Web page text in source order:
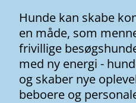
Hunde kan skabe
en måde, som
frivillige
med ny energi -
og skaber nye
beboere og